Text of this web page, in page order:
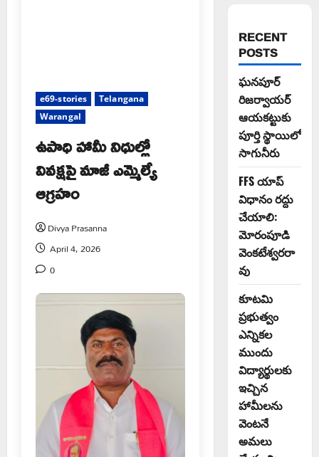
e69-stories
Telangana
Warangal
ఉపాధి హామీ నిధుల్లో
వివక్షపై మాజీ ఎమ్మెల్యే
ఆగ్రహం
Divya Prasanna
April 4, 2026
0
RECENT
POSTS
ఘనపూర్
రిజర్వాయర్
ఆయకట్టుకు
పూర్తి స్థాయిలో
సాగునీరు
FFS యాప్
విధానం రద్దు
చేయాలి:
మోరంపూడి
వెంకటేశ్వరరా
వు
కూటమి
ప్రభుత్వం
ఎన్నికల
ముందు
విద్యార్థులకు
ఇచ్చిన
హామీలను
వెంటనే
అమలు